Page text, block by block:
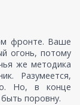
фронте. Ваше
огонь, потому
же методика
Разумеется,
Но, в конце
поровну.